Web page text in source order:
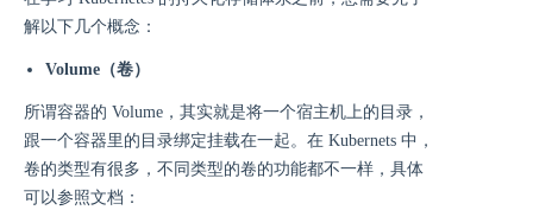
解以下几个概念：
Volume（卷）
所谓容器的 Volume，其实就是将一个宿主机上的目录，
跟一个容器里的目录绑定挂载在一起。在 Kubernets 中，
卷的类型有很多，不同类型的卷的功能都不一样，具体
可以参照文档：